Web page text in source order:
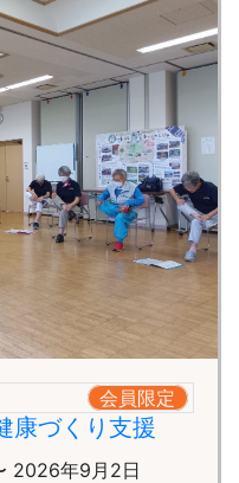
会員限定
康づくり支援
2026年9月2日